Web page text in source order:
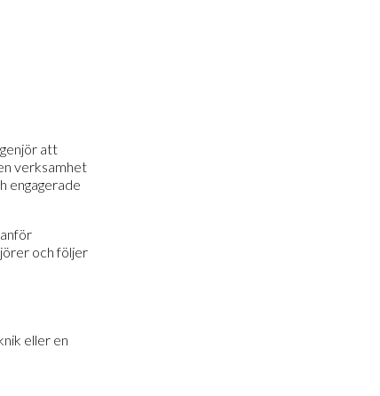
att
verksamhet
engagerade
och följer
eller en